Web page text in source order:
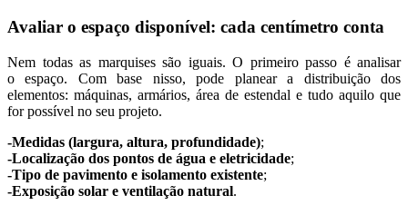
Avaliar o espaço disponível: cada centímetro conta
Nem todas as marquises são iguais. O primeiro passo é analisar
o espaço. Com base nisso, pode planear a distribuição dos
elementos: máquinas, armários, área de estendal e tudo aquilo que
for possível no seu projeto.
-Medidas (largura, altura, profundidade);
-Localização dos pontos de água e eletricidade;
-Tipo de pavimento e isolamento existente;
-Exposição solar e ventilação natural.